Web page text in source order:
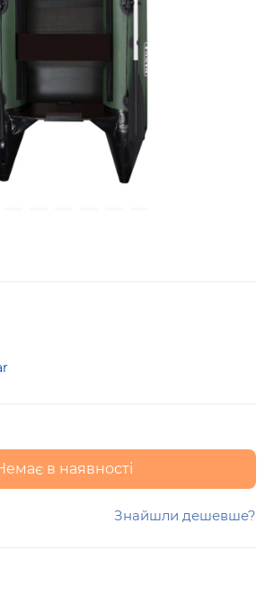
в наявності
Знайшли дешевше?